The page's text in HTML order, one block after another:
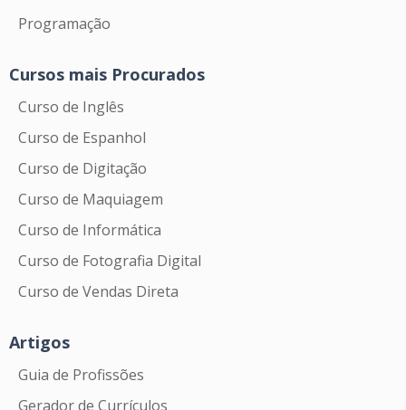
Programação
Cursos mais Procurados
Curso de Inglês
Curso de Espanhol
Curso de Digitação
Curso de Maquiagem
Curso de Informática
Curso de Fotografia Digital
Curso de Vendas Direta
Artigos
Guia de Profissões
Gerador de Currículos